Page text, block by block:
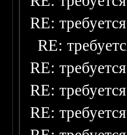
RE:
RE:
RE:
RE:
RE: